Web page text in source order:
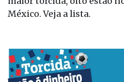
México. Veja a lista.